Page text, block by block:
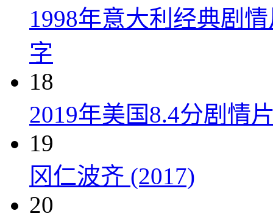
1998年意大利经典剧
字
18
2019年美国8.4分剧情
19
冈仁波齐 (2017)
20